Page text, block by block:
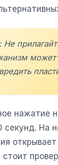
может
нажатие
секунд. На